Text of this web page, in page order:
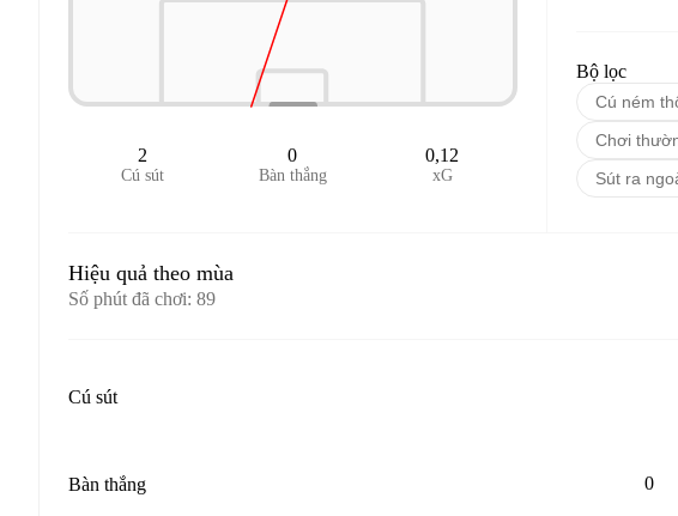
2
Cú sút
0
Bàn thắng
0,12
xG
Bộ lọc
Cú ném
Chơi
Sút ra
Hiệu quả theo mùa
Số phút đã chơi: 89
Cú sút
Bàn thắng 0